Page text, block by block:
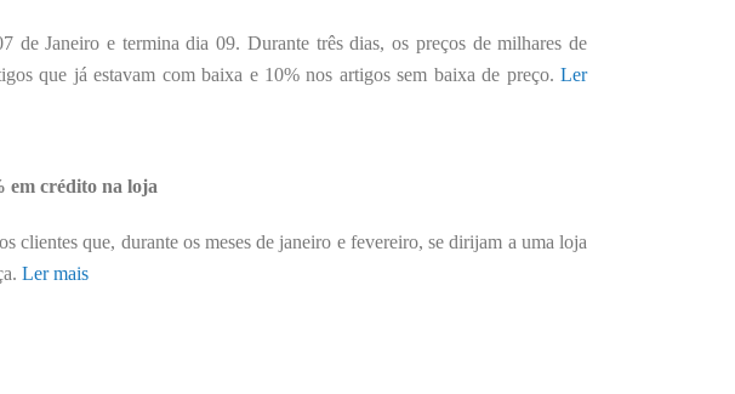
de Janeiro e termina dia 09. Durante três dias, os preços de milhares de
que já estavam com baixa e 10% nos artigos sem baixa de preço. Ler
em crédito na loja
que, durante os meses de janeiro e fevereiro, se dirijam a uma loja
Ler mais